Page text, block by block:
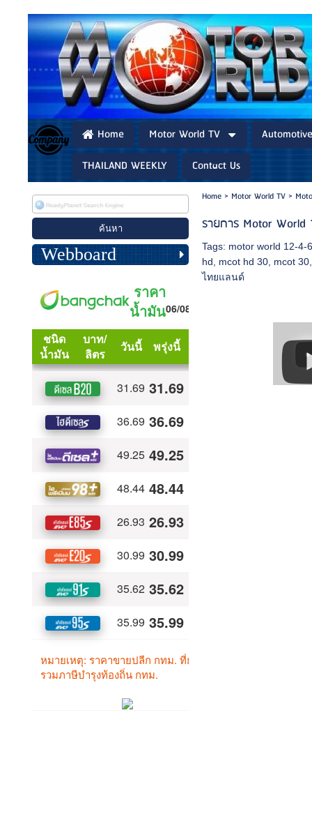
Home Motor World TV
THAILAND WEEKLY
Contact Us
Webboard
Home> Motor World TV>
รายการ Motor World
Tags: motor world 12-4-
hd
mcot hd 30 mcot 30
ไทยแลนด์